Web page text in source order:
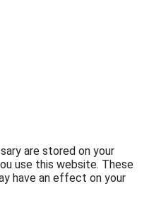
are stored on your
use this website. These
have an effect on your